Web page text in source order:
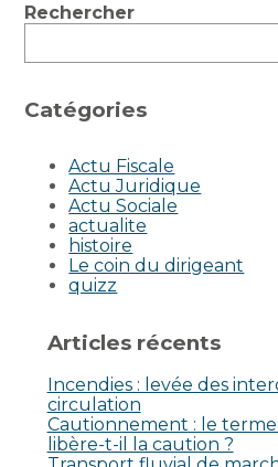
Blog
Rechercher
Catégories
Actu Fiscale
Actu Juridique
Actu Sociale
actualite
histoire
Le coin du dirigeant
quizz
Articles récents
Incendies : levée des
circulation
Cautionnement : le
libère-t-il la caution ?